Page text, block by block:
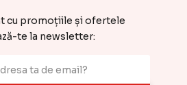
cu promoțiile și ofertele
te la newsletter: